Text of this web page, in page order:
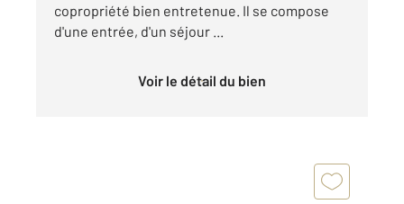
copropriété bien entretenue. Il se compose
d'une entrée, d'un séjour ...
Voir le détail du bien